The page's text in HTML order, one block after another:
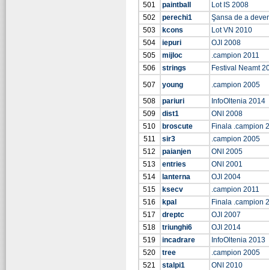
501
paintball
Lot IS 2008
502
perechi1
Şansa de a
503
kcons
Lot VN 2010
504
iepuri
OJI 2008
505
mijloc
.campion 2011
506
strings
Festival Neamt
507
young
.campion 2005
508
pariuri
InfoOltenia 2014
509
dist1
ONI 2008
510
broscute
Finala .campion
511
sir3
.campion 2005
512
paianjen
ONI 2005
513
entries
ONI 2001
514
lanterna
OJI 2004
515
ksecv
.campion 2011
516
kpal
Finala .campion
517
dreptc
OJI 2007
518
triunghi6
OJI 2014
519
incadrare
InfoOltenia 2013
520
tree
.campion 2005
521
stalpi1
ONI 2010